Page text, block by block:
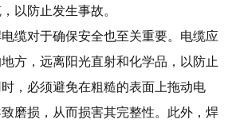
以防止发生事故。
缆对于确保安全也至关重要。电缆应
方，远离阳光直射和化学品，以防止
，必须避免在粗糙的表面上拖动电
磨损，从而损害其完整性。此外，焊